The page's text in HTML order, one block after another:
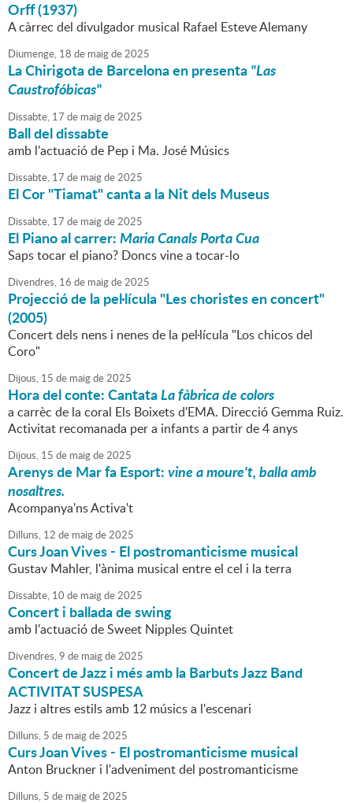
Orff (1937)
A càrrec del divulgador musical Rafael Esteve Alemany
Diumenge, 18 de maigde2025
La Chirigota de Barcelona en presenta"Las
Caustrofóbicas"
Dissabte, 17 de maigde2025
Ball del dissabte
amb l'actuació de Pep i Ma. José Músics
Dissabte, 17 de maigde2025
El Cor "Tiamat" canta a la Nit dels Museus
Dissabte, 17 de maigde2025
El Piano al carrer:Maria Canals Porta Cua
Saps tocar el piano? Doncs vine a tocar-lo
Divendres, 16 de maigde2025
Projecció de la pel·lícula "Les choristes en concert"
(2005)
Concert dels nens i nenes de la pel·lícula "Los chicos del
Coro"
Dijous, 15 de maigde2025
Hora del conte: CantataLa fàbrica de colors
a carrèc de la coral Els Boixets d'EMA. Direcció Gemma Ruiz.
Activitat recomanada per a infants a partir de 4 anys
Dijous, 15 de maigde2025
Arenys de Mar fa Esport:vine a moure't, balla amb
nosaltres.
Acompanya'ns Activa't
Dilluns, 12 de maigde2025
Curs Joan Vives - El postromanticisme musical
Gustav Mahler, l'ànima musical entre el cel i la terra
Dissabte, 10 de maigde2025
Concert i ballada de swing
amb l'actuació de Sweet Nipples Quintet
Divendres,9 de maigde2025
Concert de Jazz i més amb la Barbuts Jazz Band
ACTIVITAT SUSPESA
Jazz i altres estils amb 12 músics a l'escenari
Dilluns, 5 de maigde2025
Curs Joan Vives - El postromanticisme musical
Anton Bruckner i l'adveniment del postromanticisme
Dilluns, 5 de maigde2025